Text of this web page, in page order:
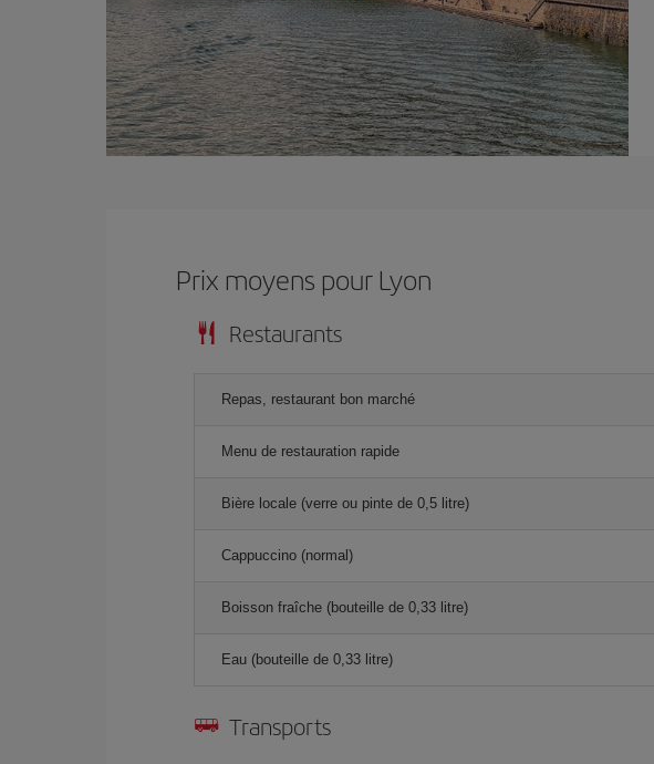
Prix ​​moyens pour Lyon
Restaurants
Repas, restaurant bon marché
Menu de restauration rapide
Bière locale (verre ou pinte de 0,5 litre)
Cappuccino (normal)
Boisson fraîche (bouteille de 0,33 litre)
Eau (bouteille de 0,33 litre)
Transports